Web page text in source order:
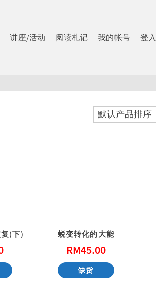
讲座/活动 阅读札记 我的帐号 登入
默认产品排序
(下) 蜕变转化的大能
RM45.00
缺货